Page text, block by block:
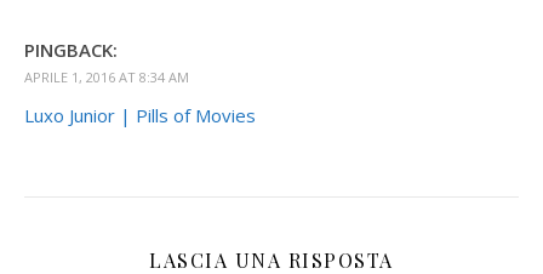
PINGBACK:
APRILE 1, 2016 AT 8:34 AM
Luxo Junior | Pills of Movies
LASCIA UNA RISPOSTA